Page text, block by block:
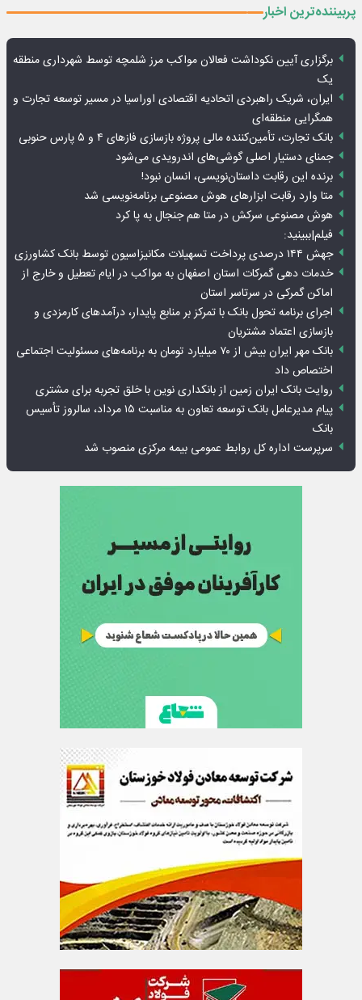
پربیننده‌ترین اخبار
برگزاری آیین نکوداشت فعالان مواکب مرز شلمچه توسط شهرداری منطقه
یک
ایران، شریک راهبردی اتحادیه اقتصادی اوراسیا در مسیر توسعه تجارت و
همگرایی منطقه‌ای
بانک تجارت، تأمین‌کننده مالی پروژه بازسازی فازهای ۴ و ۵ پارس حنوبی
جمنای دستیار اصلی گوشی‌های اندرویدی می‌شود
برنده این رقابت داستان‌نویسی، انسان نبود!
متا وارد رقابت ابزارهای هوش مصنوعی برنامه‌نویسی شد
هوش مصنوعی سرکش در متا هم جنجال به پا کرد
فیلم|ببینید:
جهش ۱۴۴ درصدی پرداخت تسهیلات مکانیزاسیون توسط بانک کشاورزی
خدمات دهی گمرکات استان اصفهان به مواکب در ایام تعطیل و خارج از
اماکن گمرکی در سرتاسر استان
اجرای برنامه تحول بانک با تمرکز بر منابع پایدار، درآمدهای کارمزدی و
بازسازی اعتماد مشتریان
بانک مهر ایران بیش از ۷۰ میلیارد تومان به برنامه‌های مسئولیت اجتماعی
اختصاص داد
روایت بانک ایران زمین از بانکداری نوین با خلق تجربه برای مشتری
پیام مدیرعامل بانک توسعه تعاون به مناسبت ۱۵ مرداد، سالروز تأسیس
بانک
سرپرست اداره کل روابط عمومی بیمه مرکزی منصوب شد